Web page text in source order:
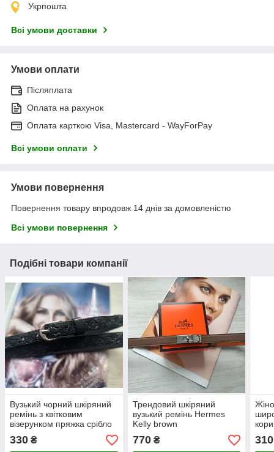
Укрпошта
Всі умови доставки
Умови оплати
Післяплата
Оплата на рахунок
Оплата карткою Visa, Mastercard - WayForPay
Всі умови оплати
Умови повернення
Повернення товару впродовж 14 днів за домовленістю
Всі умови повернення
Подібні товари компанії
Вузький чорний шкіряний
ремінь з квітковим
візерунком пряжка срібло
330 ₴
Трендовий шкіряний
вузький ремінь Hermes
Kelly brown
770₴ 310